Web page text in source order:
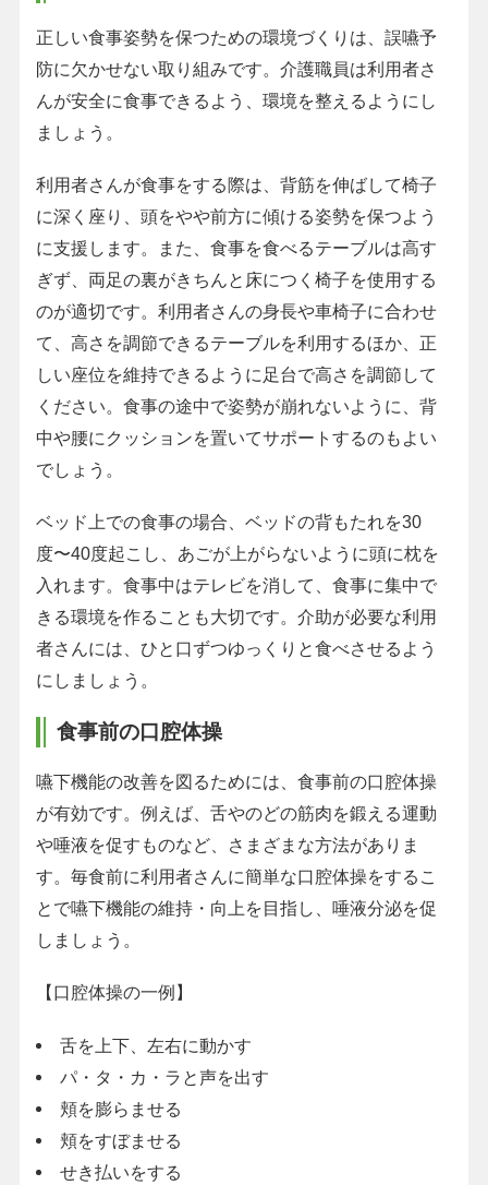
正しい食事姿勢を保つための環境づくりは、誤嚥予
防に欠かせない取り組みです。介護職員は利用者さ
んが安全に食事できるよう、環境を整えるようにし
ましょう。
利用者さんが食事をする際は、背筋を伸ばして椅子
に深く座り、頭をやや前方に傾ける姿勢を保つよう
に支援します。また、食事を食べるテーブルは高す
ぎず、両足の裏がきちんと床につく椅子を使用する
のが適切です。利用者さんの身長や車椅子に合わせ
て、高さを調節できるテーブルを利用するほか、正
しい座位を維持できるように足台で高さを調節して
ください。食事の途中で姿勢が崩れないように、背
中や腰にクッションを置いてサポートするのもよい
でしょう。
ベッド上での食事の場合、ベッドの背もたれを30
度〜40度起こし、あごが上がらないように頭に枕を
入れます。食事中はテレビを消して、食事に集中で
きる環境を作ることも大切です。介助が必要な利用
者さんには、ひと口ずつゆっくりと食べさせるよう
にしましょう。
食事前の口腔体操
嚥下機能の改善を図るためには、食事前の口腔体操
が有効です。例えば、舌やのどの筋肉を鍛える運動
や唾液を促すものなど、さまざまな方法がありま
す。毎食前に利用者さんに簡単な口腔体操をするこ
とで嚥下機能の維持・向上を目指し、唾液分泌を促
しましょう。
【口腔体操の一例】
舌を上下、左右に動かす
パ・タ・カ・ラと声を出す
頬を膨らませる
頬をすぼませる
せき払いをする